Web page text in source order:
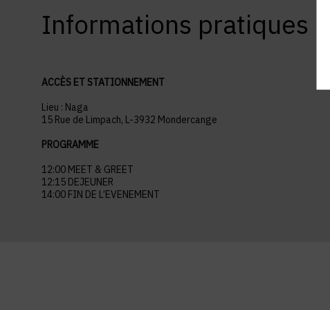
Informations pratiques
ACCÈS ET STATIONNEMENT
Lieu : Naga
15 Rue de Limpach, L-3932 Mondercange
PROGRAMME
12:00 MEET & GREET
12:15 DEJEUNER
14:00 FIN DE L’EVENEMENT